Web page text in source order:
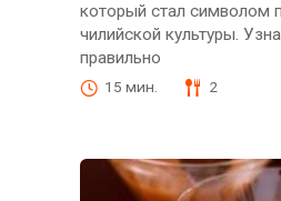
который стал символом
чилийской культуры.
правильно
15 мин. 2